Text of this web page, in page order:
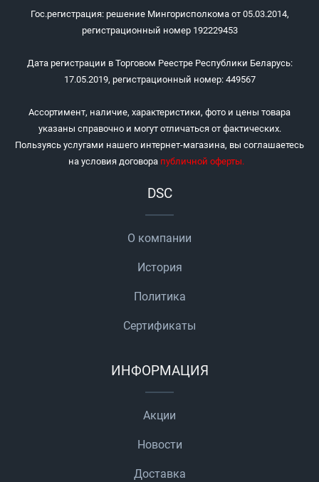
Гос.регистрация: решение Мингорисполкома от 05.03.2014,
регистрационный номер 192229453
Дата регистрации в Торговом Реестре Республики Беларусь:
17.05.2019, регистрационный номер: 449567
Ассортимент, наличие, характеристики, фото и цены товара
указаны справочно и могут отличаться от фактических.
Пользуясь услугами нашего интернет-магазина, вы соглашаетесь
на условия договора публичной оферты.
DSC
О компании
История
Политика
Сертификаты
ИНФОРМАЦИЯ
Акции
Новости
Доставка